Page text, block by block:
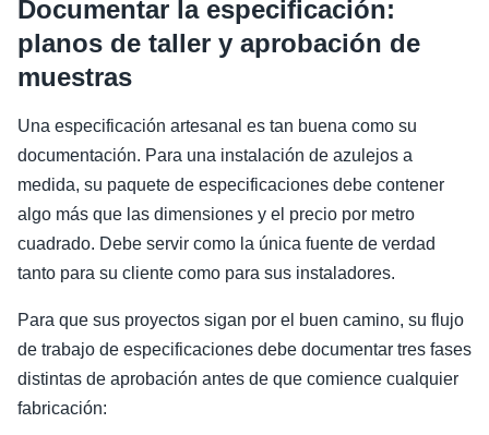
Documentar la especificación:
planos de taller y aprobación de
muestras
Una especificación artesanal es tan buena como su
documentación. Para una instalación de azulejos a
medida, su paquete de especificaciones debe contener
algo más que las dimensiones y el precio por metro
cuadrado. Debe servir como la única fuente de verdad
tanto para su cliente como para sus instaladores.
Para que sus proyectos sigan por el buen camino, su flujo
de trabajo de especificaciones debe documentar tres fases
distintas de aprobación antes de que comience cualquier
fabricación: